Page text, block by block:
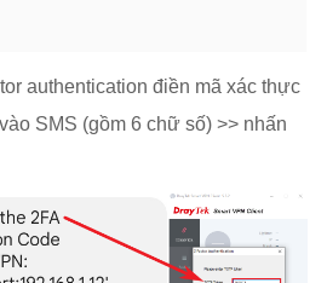
authentication điền mã xác thực
SMS (gồm 6 chữ số) >> nhấn